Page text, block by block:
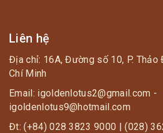
Liên hệ
Địa chỉ: 16A, Đường số 10, P. Thảo
Chí Minh
Email: igoldenlotus2@gmail.com -
igoldenlotus9@hotmail.com
Đt: (+84) 028 3823 9000 | (028)